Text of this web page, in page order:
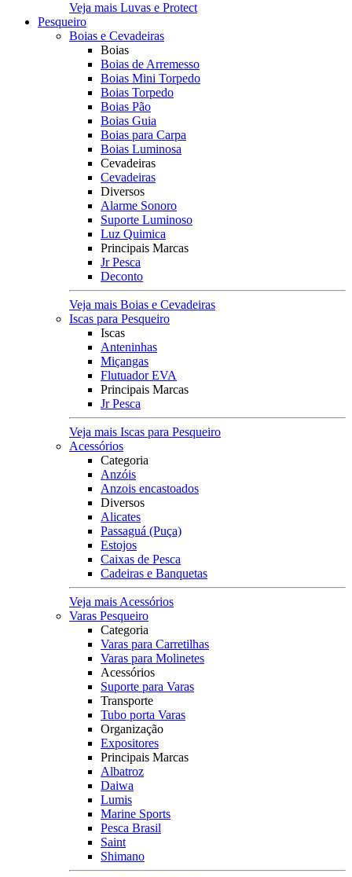
Veja mais Luvas e Protect
Pesqueiro
Boias e Cevadeiras
Boias
Boias de Arremesso
Boias Mini Torpedo
Boias Torpedo
Boias Pão
Boias Guia
Boias para Carpa
Boias Luminosa
Cevadeiras
Cevadeiras
Diversos
Alarme Sonoro
Suporte Luminoso
Luz Quimica
Principais Marcas
Jr Pesca
Deconto
Veja mais Boias e Cevadeiras
Iscas para Pesqueiro
Iscas
Anteninhas
Miçangas
Flutuador EVA
Principais Marcas
Jr Pesca
Veja mais Iscas para Pesqueiro
Acessórios
Categoria
Anzóis
Anzois encastoados
Diversos
Alicates
Passaguá (Puça)
Estojos
Caixas de Pesca
Cadeiras e Banquetas
Veja mais Acessórios
Varas Pesqueiro
Categoria
Varas para Carretilhas
Varas para Molinetes
Acessórios
Suporte para Varas
Transporte
Tubo porta Varas
Organização
Expositores
Principais Marcas
Albatroz
Daiwa
Lumis
Marine Sports
Pesca Brasil
Saint
Shimano